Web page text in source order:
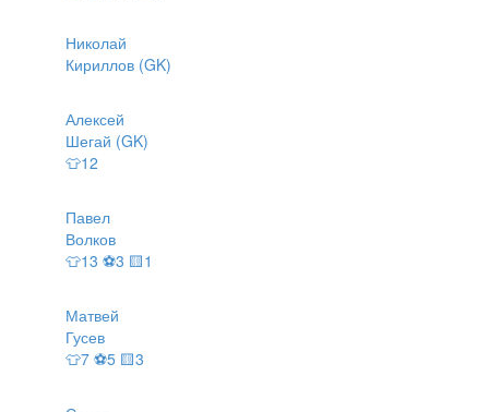
Николай
Кириллов (GK)
Алексей
Шегай (GK)
👕12
Павел
Волков
👕13 ⚽3 🟨1
Матвей
Гусев
👕7 ⚽5 🟨3